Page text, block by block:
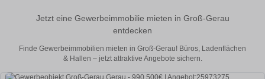
Jetzt eine Gewerbeimmobilie mieten in Groß-Gerau
entdecken
Finde Gewerbeimmobilien mieten in Groß-Gerau! Büros, Ladenflächen
& Hallen – jetzt attraktive Angebote sichern.